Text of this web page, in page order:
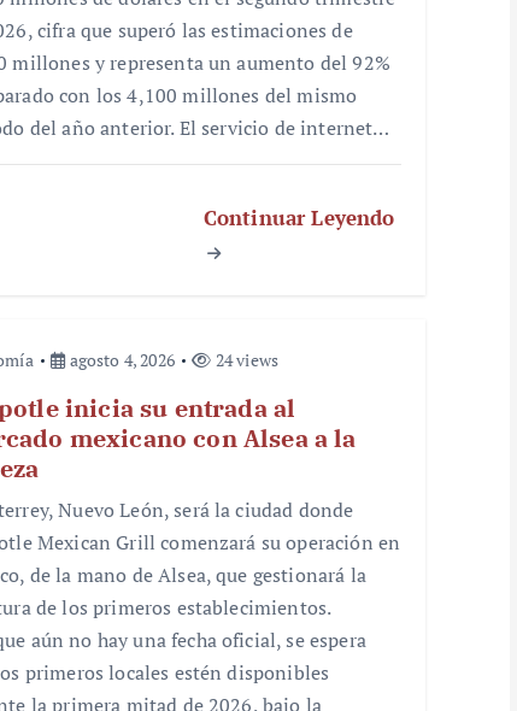
cifra que superó las estimaciones de
millones y representa un aumento del 92%
con los 4,100 millones del mismo
del año anterior. El servicio de internet…
Continuar Leyendo
agosto 4, 2026 24 views
inicia su entrada al
mexicano con Alsea a la
Nuevo León, será la ciudad donde
Mexican Grill comenzará su operación en
de la mano de Alsea, que gestionará la
de los primeros establecimientos.
aún no hay una fecha oficial, se espera
primeros locales estén disponibles
la primera mitad de 2026, bajo la